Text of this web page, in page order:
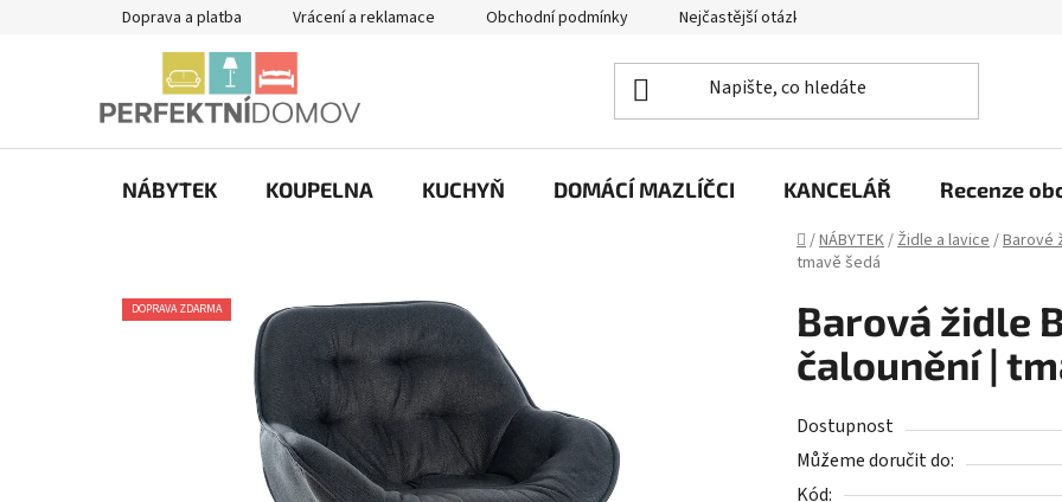
Doprava a platba Vrácení a reklamace Obchodní podmínky Nejčastější otázky
NÁBYTEK KOUPELNA KUCHYŇ DOMÁCÍ MAZLÍČCI KANCELÁŘ Recenze
Domů
/NÁBYTEK/Židle a lavice/Barové
tmavě šedá
Barová židle
čalounění |
Dostupnost
Můžeme doručit do:
Kód:
DOPRAVA ZDARMA